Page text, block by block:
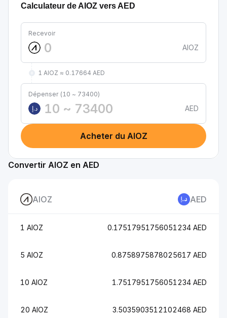
Calculateur de AIOZ vers AED
Recevoir
AIOZ
1 AIOZ ≈ 0.17664 AED
Dépenser (10 ~ 73400)
د.إ
AED
Acheter du AIOZ
Convertir AIOZ en AED
AIOZ AED
1 AIOZ 0.17517951756051234 AED
5 AIOZ 0.8758975878025617 AED
10 AIOZ 1.7517951756051234 AED
20 AIOZ 3.5035903512102468 AED